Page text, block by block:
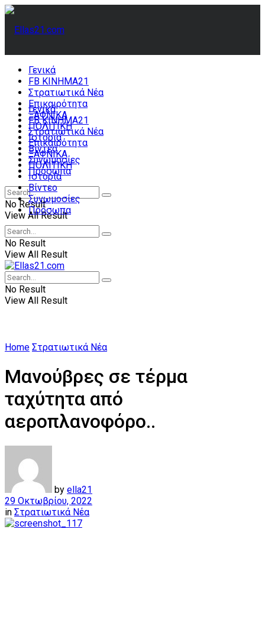
Γενικά
FB ΚΙΝΗΜΑ21
Στρατιωτικά Νέα
Επικαιρότητα
ΞΑΦΝΙΚΑ
ΠΟΛΙΤΙΚΗ
Ιστορία
Βίντεο
Συνωμοσίες
Πρόσωπα
No Result
View All Result
Γενικά
FB ΚΙΝΗΜΑ21
Στρατιωτικά Νέα
Επικαιρότητα
ΞΑΦΝΙΚΑ
ΠΟΛΙΤΙΚΗ
Ιστορία
Βίντεο
Συνωμοσίες
Πρόσωπα
No Result
View All Result
No Result
View All Result
Home Στρατιωτικά Νέα
Μανούβρες σε τέρμα
ταχύτητα από
αεροπλανοφόρο..
by ella21
29 Οκτωβρίου, 2022
in Στρατιωτικά Νέα